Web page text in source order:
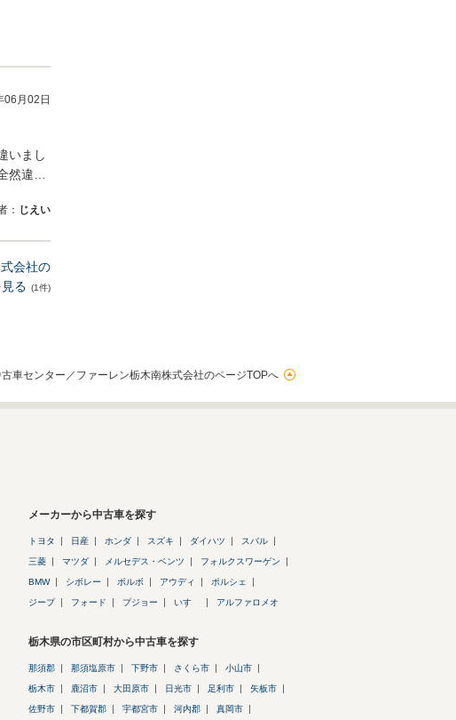
06月02日
いまし
然違…
： じえい
会社の
る (1件)
センター／ファーレン栃木南株式会社のページTOPへ
メーカーから中古車を探す
トヨタ 日産 ホンダ スズキ ダイハツ スバル
三菱 マツダ メルセデス・ベンツ フォルクスワーゲン
BMW シボレー ボルボ アウディ ポルシェ
ジープ フォード プジョー いすゞ アルファロメオ
栃木県の市区町村から中古車を探す
那須郡 那須塩原市 下野市 さくら市 小山市
栃木市 鹿沼市 大田原市 日光市 足利市 矢板市
佐野市 下都賀郡 宇都宮市 河内郡 真岡市